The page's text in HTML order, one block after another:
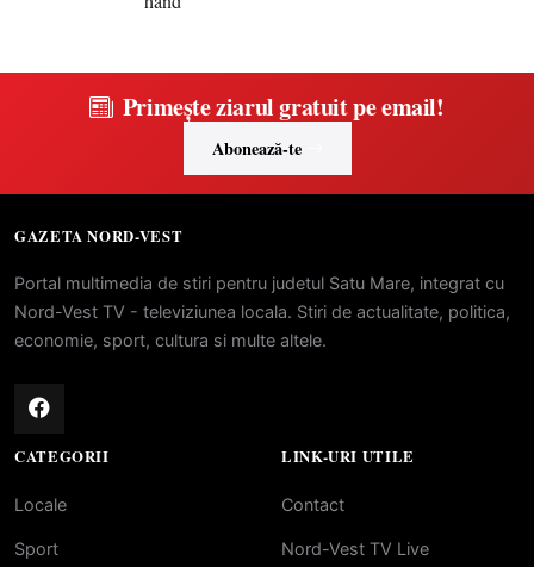
Primește ziarul gratuit pe email!
Abonează-te
GAZETA NORD-VEST
Portal multimedia de stiri pentru judetul Satu Mare, integrat cu
Nord-Vest TV - televiziunea locala. Stiri de actualitate, politica,
economie, sport, cultura si multe altele.
CATEGORII
Locale
Sport
LINK-URI UTILE
Contact
Nord-Vest TV Live